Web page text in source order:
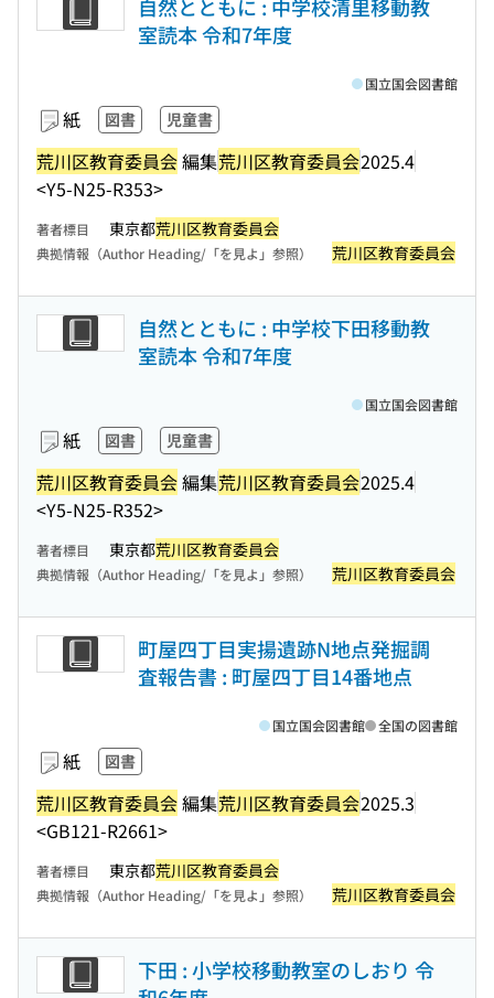
自然とともに : 中学校清里移動教
室読本 令和7年度
紙 図書 児童書
荒川区教育委員会編集荒川区教育委員会2025.4
<Y5-N25-R353>
国立国会図書館
著者標目 東京都荒川区教育委員会
典拠情報（Author Heading/「を見よ」参照） 荒川区教育委員会
自然とともに : 中学校下田移動教
室読本 令和7年度
紙 図書 児童書
荒川区教育委員会編集荒川区教育委員会2025.4
<Y5-N25-R352>
国立国会図書館
著者標目 東京都荒川区教育委員会
典拠情報（Author Heading/「を見よ」参照） 荒川区教育委員会
町屋四丁目実揚遺跡N地点発掘調
査報告書 : 町屋四丁目14番地点
紙 図書
荒川区教育委員会編集荒川区教育委員会2025.3
<GB121-R2661>
国立国会図書館 全国の図書館
著者標目 東京都荒川区教育委員会
典拠情報（Author Heading/「を見よ」参照） 荒川区教育委員会
下田 : 小学校移動教室のしおり 令